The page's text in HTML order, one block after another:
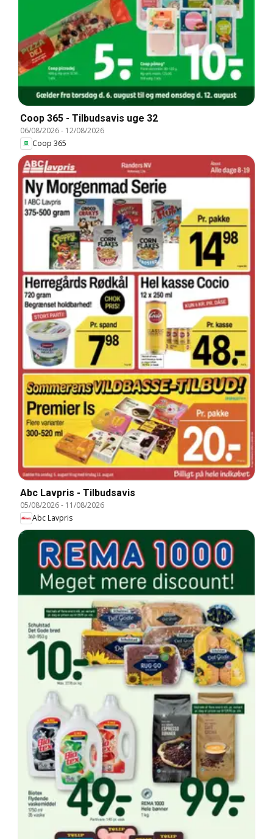
Coop 365 - Tilbudsavis uge 32
06/08/2026- 12/08/2026
Coop 365
Abc Lavpris - Tilbudsavis
05/08/2026- 11/08/2026
Abc Lavpris